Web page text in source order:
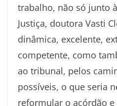
trabalho, não só junto
Justiça, doutora Vasti
dinâmica, excelente,
competente, como
ao tribunal, pelos
possíveis, o que seria
reformular o acórdão